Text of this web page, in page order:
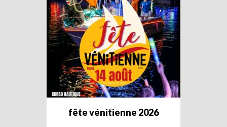
fête vénitienne 2026